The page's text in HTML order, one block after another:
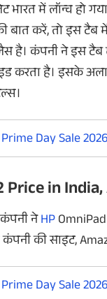
भारत में लॉन्च हो
बात करें, तो इस
है। कंपनी ने इस टैब
करता है। इसके
Day Sale
Price in
नेHP
की साइट,
Day Sale